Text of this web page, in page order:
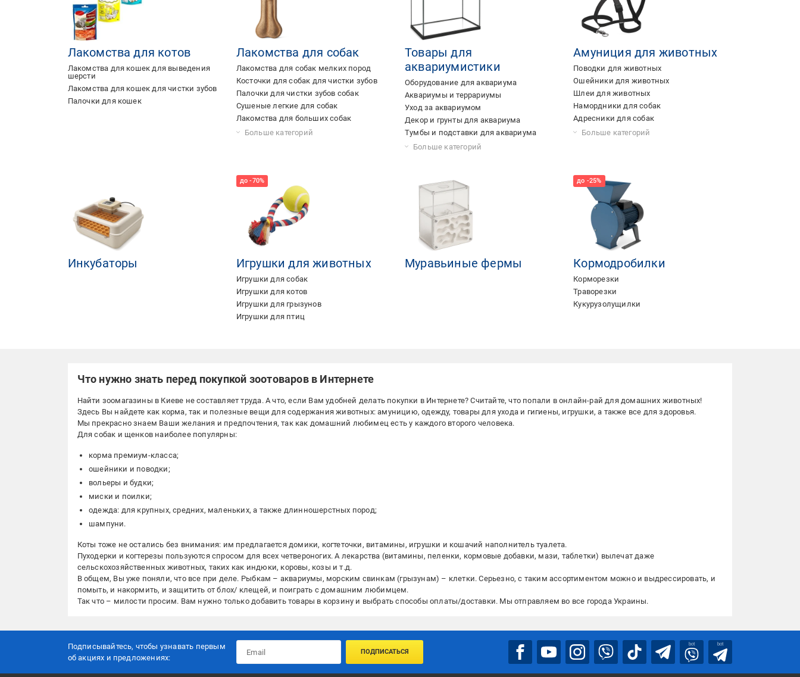
Лакомства для котов
Лакомства для кошек для выведения
шерсти
Лакомства для кошек для чистки зубов
Палочки для кошек
Лакомства для собак
Лакомства для собак мелких пород
Косточки для собак для чистки зубов
Палочки для чистки зубов собак
Сушеные легкие для собак
Лакомства для больших собак
Говяжий рубец для собаки
Печенье для собак
Лакомство для собак ухо
Говяжьи сухожилия для собак
Корм для собак
Сушеный бычий корень для собак
Трахея говяжья для собак
Сушеные куриные лапки для собак
Сушеное вымя для собак
Рога оленя для собак
Больше категорий
Товары для
аквариумистики
Оборудование для аквариума
Аквариумы и террариумы
Уход за аквариумом
Декор и грунты для аквариума
Тумбы и подставки для аквариума
Аквариумные рыбки
Больше категорий
Амуниция для животных
Поводки для животных
Ошейники для животных
Шлеи для животных
Намордники для собак
Адресники для собак
Карабины для поводков
Больше категорий
Инкубаторы Игрушки для животных
Игрушки для собак
Игрушки для котов
Игрушки для грызунов
Игрушки для птиц
Муравьиные фермы Кормодробилки
Корморезки
Траворезки
Кукурузолущилки
Что нужно знать перед покупкой зоотоваров в Интернете
Найти зоомагазины в Киеве не составляет труда. А что, если Вам удобней делать покупки в Интернете? Считайте, что попали в онлайн-рай для домашних животных!
Здесь Вы найдете как корма, так и полезные вещи для содержания животных: амуницию, одежду, товары для ухода и гигиены, игрушки, а также все для здоровья.
Мы прекрасно знаем Ваши желания и предпочтения, так как домашний любимец есть у каждого второго человека.
Для собак и щенков наиболее популярны:
корма премиум-класса;
ошейники и поводки;
вольеры и будки;
миски и поилки;
одежда: для крупных, средних, маленьких, а также длинношерстных пород;
шампуни.
Коты тоже не остались без внимания: им предлагается домики, когтеточки, витамины, игрушки и кошачий наполнитель туалета.
Пуходерки и когтерезы пользуются спросом для всех четвероногих. А лекарства (витамины, пеленки, кормовые добавки, мази, таблетки) вылечат даже
сельскохозяйственных животных, таких как индюки, коровы, козы и т.д.
В общем, Вы уже поняли, что все при деле. Рыбкам – аквариумы, морским свинкам (грызунам) – клетки. Серьезно, с таким ассортиментом можно и выдрессировать, и
помыть, и накормить, и защитить от блох/ клещей, и поиграть с домашним любимцем.
Так что – милости просим. Вам нужно только добавить товары в корзину и выбрать способы оплаты/доставки. Мы отправляем во все города Украины.
Подписывайтесь, чтобы узнавать первым
об акцияx и предложениях:
ПОДПИСАТЬСЯ
bot bot